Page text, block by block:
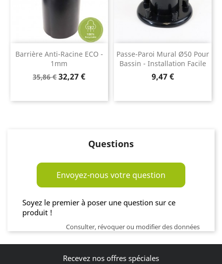
Barrière Anti-Racine ECO -
1mm
Prix
35,86 €Prix
32,27 €
Passe-Paroi Mural Ø50 Pour
Bassin - Installation Facile
Prix
9,47 €
Questions
Envoyez-nous votre question
Soyez le premier à poser une question sur ce
produit !
Consulter, révoquer ou modifier des données
Recevez nos offres spéciales